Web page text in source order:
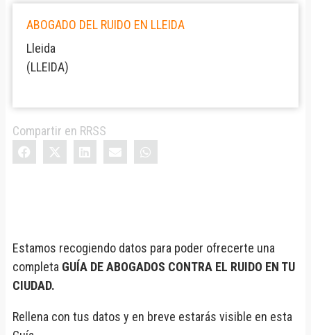
ABOGADO DEL RUIDO EN LLEIDA
Lleida
(LLEIDA)
Compartir en RRSS
Estamos recogiendo datos para poder ofrecerte una
completa GUÍA DE ABOGADOS CONTRA EL RUIDO EN TU
CIUDAD.
Rellena con tus datos y en breve estarás visible en esta